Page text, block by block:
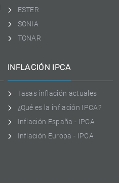
ESTER
SONIA
TONAR
INFLACIÓN IPCA
Tasas inflación actuales
¿Qué es la inflación IPCA?
Inflación España - IPCA
Inflación Europa - IPCA